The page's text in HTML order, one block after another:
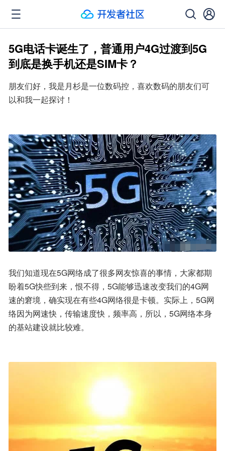
5G电话卡诞生了，普通用户4G过渡到5G
到底是换手机还是SIM卡？
朋友们好，我是月杉是一位数码控，喜欢数码的朋友们可
以和我一起探讨！
我们知道现在5G网络成了很多网友惊喜的事情，大家都期
盼着5G快些到来，恨不得，5G能够迅速改变我们的4G网
速的窘境，确实现在有些4G网络很是卡顿。实际上，5G网
络因为网速快，传输速度快，频率高，所以，5G网络本身
的基站建设就比较难。